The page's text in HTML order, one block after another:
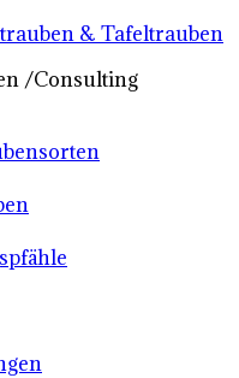
& Tafeltrauben
/Consulting